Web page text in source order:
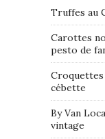
Truffes au
Carottes
pesto de
Croquettes
cébette
By Van
vintage